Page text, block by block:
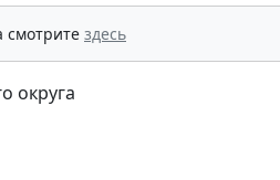
смотрите здесь
округа